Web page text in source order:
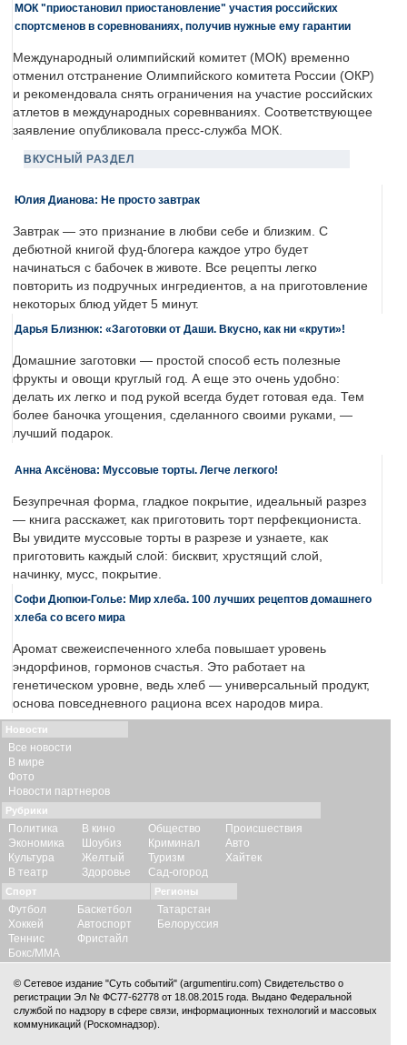
МОК "приостановил приостановление" участия российских
спортсменов в соревнованиях, получив нужные ему гарантии
Международный олимпийский комитет (МОК) временно
отменил отстранение Олимпийского комитета России (ОКР)
и рекомендовала снять ограничения на участие российских
атлетов в международных соревнваниях. Соответствующее
заявление опубликовала пресс-служба МОК.
ВКУСНЫЙ РАЗДЕЛ
Юлия Дианова: Не просто завтрак
Завтрак — это признание в любви себе и близким. С
дебютной книгой фуд-блогера каждое утро будет
начинаться с бабочек в животе. Все рецепты легко
повторить из подручных ингредиентов, а на приготовление
некоторых блюд уйдет 5 минут.
Дарья Близнюк: «Заготовки от Даши. Вкусно, как ни «крути»!
Домашние заготовки — простой способ есть полезные
фрукты и овощи круглый год. А еще это очень удобно:
делать их легко и под рукой всегда будет готовая еда. Тем
более баночка угощения, сделанного своими руками, —
лучший подарок.
Анна Аксёнова: Муссовые торты. Легче легкого!
Безупречная форма, гладкое покрытие, идеальный разрез
— книга расскажет, как приготовить торт перфекциониста.
Вы увидите муссовые торты в разрезе и узнаете, как
приготовить каждый слой: бисквит, хрустящий слой,
начинку, мусс, покрытие.
Софи Дюпюи-Голье: Мир хлеба. 100 лучших рецептов домашнего
хлеба со всего мира
Аромат свежеиспеченного хлеба повышает уровень
эндорфинов, гормонов счастья. Это работает на
генетическом уровне, ведь хлеб — универсальный продукт,
основа повседневного рациона всех народов мира.
Новости
Все новости
В мире
Фото
Новости партнеров
Рубрики
Политика
Экономика
Культура
В театр
В кино
Шоубиз
Желтый
Здоровье
Общество
Криминал
Туризм
Сад-огород
Происшествия
Авто
Хайтек
Спорт
Футбол
Хоккей
Теннис
Бокс/ММА
Баскетбол
Автоспорт
Фристайл
Регионы
Татарстан
Белоруссия
© Сетевое издание "Суть событий" (argumentiru.com) Свидетельство о
регистрации Эл № ФС77-62778 от 18.08.2015 года. Выдано Федеральной
службой по надзору в сфере связи, информационных технологий и массовых
коммуникаций (Роскомнадзор).